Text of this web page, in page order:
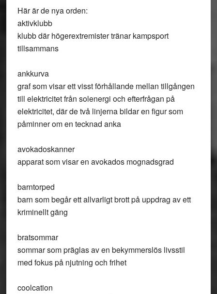
Här är de nya orden:
aktivklubb
klubb där högerextremister tränar kampsport
tillsammans
ankkurva
graf som visar ett visst förhållande mellan tillgången
till elektricitet från solenergi och efterfrågan på
elektricitet, där de två linjerna bildar en figur som
påminner om en tecknad anka
avokadoskanner
apparat som visar en avokados mognadsgrad
barntorped
barn som begår ett allvarligt brott på uppdrag av ett
kriminellt gäng
bratsommar
sommar som präglas av en bekymmerslös livsstil
med fokus på njutning och frihet
coolcation